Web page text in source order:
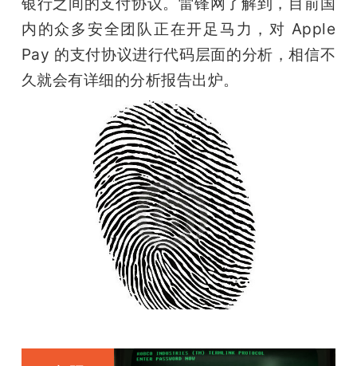
内的众多安全团队正在开足马力，对 Apple
Pay 的支付协议进行代码层面的分析，相信不
久就会有详细的分析报告出炉。